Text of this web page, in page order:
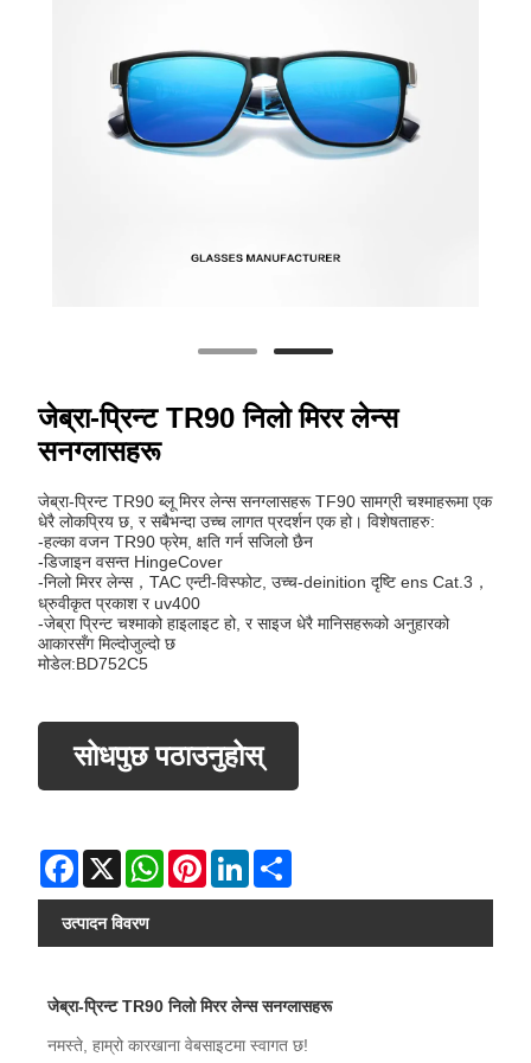
जेब्रा-प्रिन्ट TR90 निलो मिरर लेन्स
सनग्लासहरू
जेब्रा-प्रिन्ट TR90 ब्लू मिरर लेन्स सनग्लासहरू TF90 सामग्री चश्माहरूमा एक
धेरै लोकप्रिय छ, र सबैभन्दा उच्च लागत प्रदर्शन एक हो। विशेषताहरु:
-हल्का वजन TR90 फ्रेम, क्षति गर्न सजिलो छैन
-डिजाइन वसन्त HingeCover
-निलो मिरर लेन्स，TAC एन्टी-विस्फोट, उच्च-deinition दृष्टि ens Cat.3，
ध्रुवीकृत प्रकाश र uv400
-जेब्रा प्रिन्ट चश्माको हाइलाइट हो, र साइज धेरै मानिसहरूको अनुहारको
आकारसँग मिल्दोजुल्दो छ
मोडेल:BD752C5
सोधपुछ पठाउनुहोस्
Facebook
X WhatsAppPinterestLinkedIn
उत्पादन विवरण
जेब्रा-प्रिन्ट TR90 निलो मिरर लेन्स सनग्लासहरू
नमस्ते, हाम्रो कारखाना वेबसाइटमा स्वागत छ!